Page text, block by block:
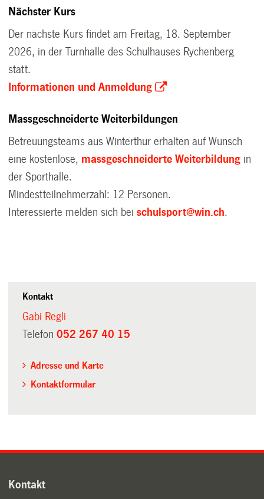
Nächster Kurs
Der nächste Kurs findet am Freitag, 18. September
2026, in der Turnhalle des Schulhauses Rychenberg
statt.
Informationen und Anmeldung
Massgeschneiderte Weiterbildungen
Betreuungsteams aus Winterthur erhalten auf Wunsch
eine kostenlose, massgeschneiderte Weiterbildung in
der Sporthalle.
Mindestteilnehmerzahl: 12 Personen.
Interessierte melden sich beischulsport@win.ch.
Kontakt
Gabi Regli
Telefon052 267 40 15
Adresse und Karte
Kontaktformular
Kontakt